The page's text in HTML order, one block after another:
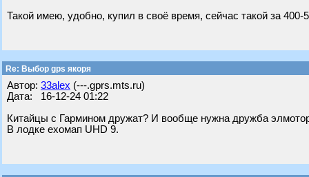
Такой имею, удобно, купил в своё время, сейчас такой за
Re: Выбор gps якоря
Автор: 33alex (---.gprs.mts.ru)
Дата: 16-12-24 01:22
Китайцы с Гармином дружат? И вообще нужна дружба
В лодке ехомап UHD 9.